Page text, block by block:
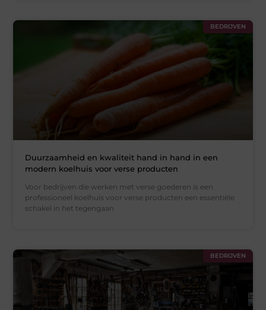
BEDRIJVEN
Duurzaamheid en kwaliteit hand in hand in een
modern koelhuis voor verse producten
Voor bedrijven die werken met verse goederen is een
professioneel koelhuis voor verse producten een essentiële
schakel in het tegengaan
BEDRIJVEN